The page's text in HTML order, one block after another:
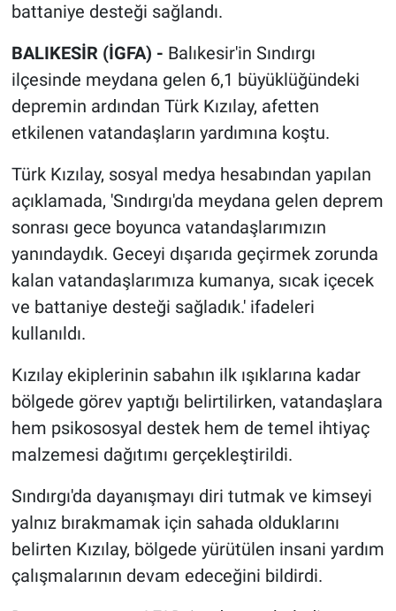
battaniye desteği sağlandı.
BALIKESİR (İGFA) - Balıkesir'in Sındırgı
ilçesinde meydana gelen 6,1 büyüklüğündeki
depremin ardından Türk Kızılay, afetten
etkilenen vatandaşların yardımına koştu.
Türk Kızılay, sosyal medya hesabından yapılan
açıklamada, 'Sındırgı'da meydana gelen deprem
sonrası gece boyunca vatandaşlarımızın
yanındaydık. Geceyi dışarıda geçirmek zorunda
kalan vatandaşlarımıza kumanya, sıcak içecek
ve battaniye desteği sağladık.' ifadeleri
kullanıldı.
Kızılay ekiplerinin sabahın ilk ışıklarına kadar
bölgede görev yaptığı belirtilirken, vatandaşlara
hem psikososyal destek hem de temel ihtiyaç
malzemesi dağıtımı gerçekleştirildi.
Sındırgı'da dayanışmayı diri tutmak ve kimseyi
yalnız bırakmamak için sahada olduklarını
belirten Kızılay, bölgede yürütülen insani yardım
çalışmalarının devam edeceğini bildirdi.